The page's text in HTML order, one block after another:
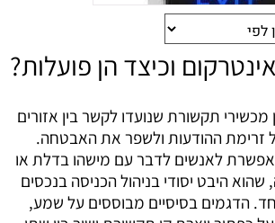
וכיצד הן פועלות?
תקשורת שנועדו לקשר בין אזורים
זרימת ההודעות ולשפר את האבטחה.
לאנשים לדבר עם מישהו בדלת או
היבט יסודי בניהול הכניסה בנכסים
הדגמים בסיסיים מבוססים על שמע,